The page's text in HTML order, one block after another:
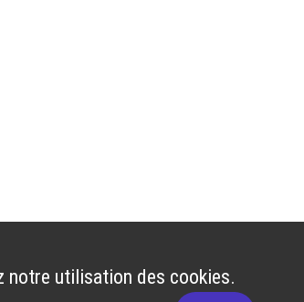
notre utilisation des cookies.